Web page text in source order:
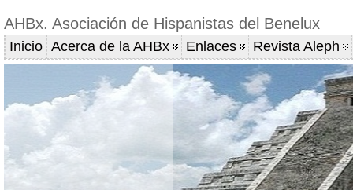
AHBx. Asociación de Hispanistas del Benelux
Inicio Acerca de la AHBx Enlaces Revista Aleph